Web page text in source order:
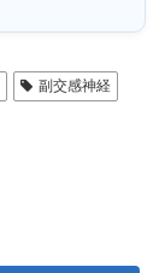
副交感神経